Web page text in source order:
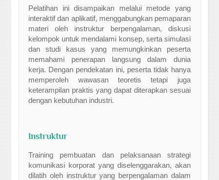
Pelatihan ini disampaikan melalui metode yang
interaktif dan aplikatif, menggabungkan pemaparan
materi oleh instruktur berpengalaman, diskusi
kelompok untuk mendalami konsep, serta simulasi
dan studi kasus yang memungkinkan peserta
memahami penerapan langsung dalam dunia
kerja. Dengan pendekatan ini, peserta tidak hanya
memperoleh wawasan teoretis tetapi juga
keterampilan praktis yang dapat diterapkan sesuai
dengan kebutuhan industri.
Instruktur
Training pembuatan dan pelaksanaan strategi
komunikasi korporat yang diselenggarakan, akan
dilatih oleh instruktur yang berpengalaman dalam